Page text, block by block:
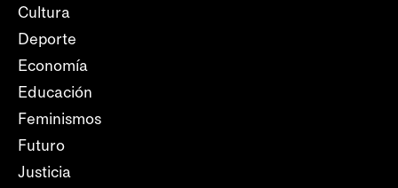
Cultura
Deporte
Economía
Educación
Feminismos
Futuro
Justicia